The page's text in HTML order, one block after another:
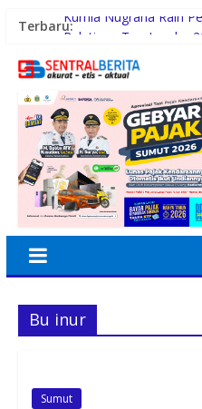
Terbaru:Kurnia Nugraha Raih
Tingkatkan Disiplin
Apel Pagi
PERADIPROF
Rayakan 10 Tahun
Block Party Terbesar di
Kasus Perusakan Alat
Akhirnya Berdamai,
Natal
Bu inur
Sumut